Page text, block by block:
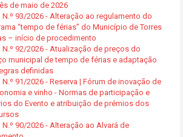
de maio de 2026
N.º 93/2026 - Alteração ao regulamento do
“tempo de férias” do Município de Torres
– início de procedimento
N.º 92/2026 - Atualização de preços do
municipal de tempo de férias e adaptação
definidas
N.º 91/2026 - Reserva | Fórum de inovação de
e vinho - Normas de participação e
do Evento e atribuição de prémios dos
N.º 90/2026 - Alteração ao Alvará de